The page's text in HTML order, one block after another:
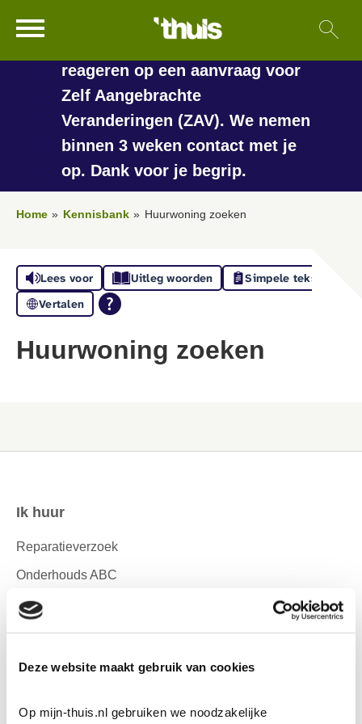
Deze website maakt gebruik van cookies
Op mijn-thuis.nl gebruiken we noodzakelijke
Naar hoofdinhoud
Naar hoofdnavigatiemenu
Naar zoeken
Naar de homepage
Ga naar Hoofd
langer duren voordat we
reageren op een aanvraag voor
Zelf Aangebrachte
Veranderingen (ZAV). We nemen
binnen 3 weken contact met je
op. Dank voor je begrip.
Home Kennisbank Huurwoning zoeken
Lees voor Uitleg woorden
Simpele tekst
Vertalen
Huurwoning zoeken
Contactinformatie
Ik huur
Reparatieverzoek
Onderhouds ABC
Huuropzegging
Inwoning
Medehuurderschap
Jaarlijkse huurverhoging